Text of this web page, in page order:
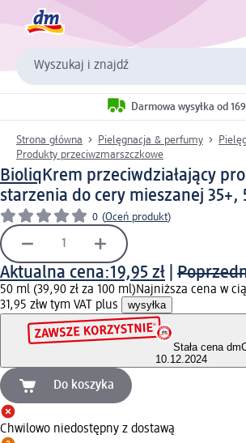
Wyszukaj i znajdź
Darmowa wysyłka od 169
Strona główna Pielęgnacja & perfumy
Produkty przeciwzmarszczkowe
Bioliq Krem przeciwdziałający
starzenia do cery mieszanej 35+,
0 (Oceń produkt)
Aktualna cena:19,95 zł
50 ml (39,90 zł za 100 ml)Najniższa cena w
31,95 złw tym VAT plus wysyłka
Stała cena dm
10.12.2024
Do koszyka
Chwilowo niedostępny z dostawą